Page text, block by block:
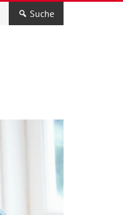
Suche